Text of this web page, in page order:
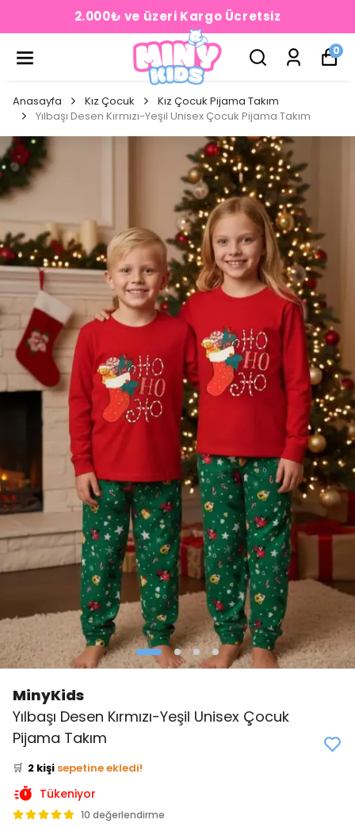
2.000₺ ve üzeri Kargo Ücretsiz
0
Anasayfa Kız Çocuk
Kız Çocuk Pijama Takım
Yılbaşı Desen Kırmızı-Yeşil Unisex Çocuk Pijama Takım
MinyKids
Yılbaşı Desen Kırmızı-Yeşil Unisex Çocuk
Pijama Takım
👀 Şu an 0 kişi
Bu ürünü
🛒 2 kişi sepetine ekledi!
✅ Bugün 2 adet
Tükeniyor
10 değerlendirme